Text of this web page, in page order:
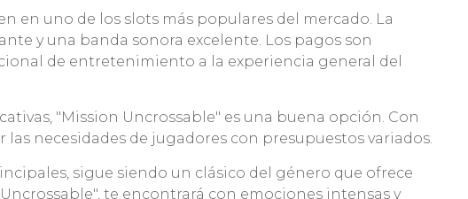
en uno de los slots más populares del mercado. La
y una banda sonora excelente. Los pagos son
de entretenimiento a la experiencia general del
"Mission Uncrossable" es una buena opción. Con
necesidades de jugadores con presupuestos variados.
sigue siendo un clásico del género que ofrece
te encontrará con emociones intensas y